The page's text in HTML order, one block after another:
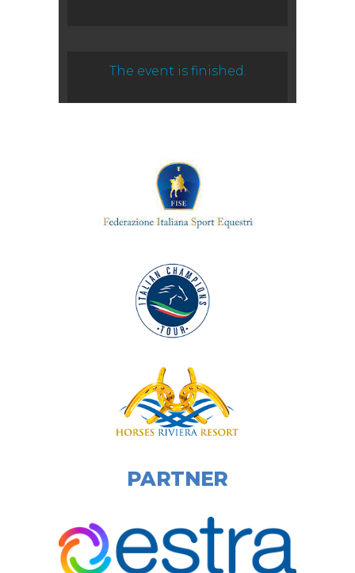
The event is finished.
PARTNER